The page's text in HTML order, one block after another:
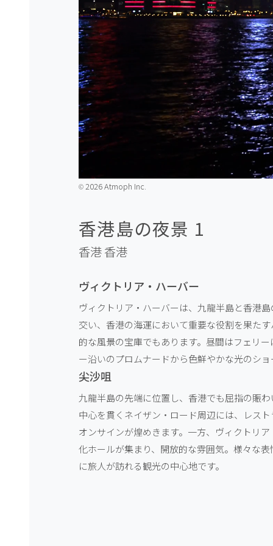
©️2026 Atmoph Inc.
香港島の夜景 1
香港香港
ヴィクトリア・ハーバー
ヴィクトリア・ハーバーは、九龍半島と香港
交い、香港の海運において重要な役割を果た
的な風景の宝庫でもあります。昼間はフェリ
ー沿いのプロムナードから色鮮やかな光のシ
尖沙咀
九龍半島の先端に位置し、香港でも屈指の賑
中心を貫くネイザン・ロード周辺には、レス
オンサインが煌めきます。一方、ヴィクトリ
化ホールが集まり、開放的な雰囲気。様々な
に旅人が訪れる観光の中心地です。